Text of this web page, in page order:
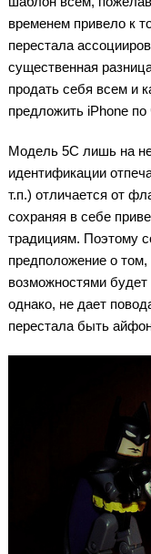
временем привело к
перестала
существенная
продать себя всем и
предложить iPhone по
Модель 5C лишь на
идентификации
т.п.) отличается от
сохраняя в себе
традициям. Поэтому
предположение о
возможностями
однако, не дает
перестала быть